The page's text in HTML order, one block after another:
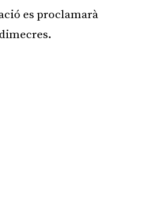
es proclamarà